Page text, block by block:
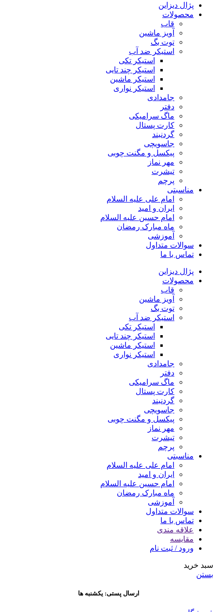
پژال دیزاین
محصولات
قاب
آویز ماشین
توت بگ
استیکر ضد آب
استیکر تکی
استیکر چند تایی
استیکر ماشین
استیکر نواری
جامدادی
دفتر
ماگ سرامیکی
کارت پستال
گردنبند
جاسویچی
پیکسل و مگنت چوبی
مهر نماز
تیشرت
پرچم
مناسبتی
امام علی علیه السلام
ایران و امید
امام حسین علیه السلام
ماه مبارک رمضان
آموزشی
سوالات متداول
تماس با ما
پژال دیزاین
محصولات
قاب
آویز ماشین
توت بگ
استیکر ضد آب
استیکر تکی
استیکر چند تایی
استیکر ماشین
استیکر نواری
جامدادی
دفتر
ماگ سرامیکی
کارت پستال
گردنبند
جاسویچی
پیکسل و مگنت چوبی
مهر نماز
تیشرت
پرچم
مناسبتی
امام علی علیه السلام
ایران و امید
امام حسین علیه السلام
ماه مبارک رمضان
آموزشی
سوالات متداول
تماس با ما
علاقه مندی
مقایسه
ورود / ثبت نام
سبد خرید
بستن
ارسال پستی: یکشنبه ها